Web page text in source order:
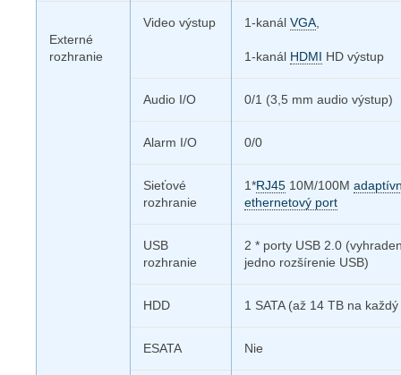
Externé
rozhranie
Video výstup 1-kanál VGA
1-kanál HDMI HD výstup
Audio I/O 0/1 (3,5 mm audio výstup)
Alarm I/O 0/0
Sieťové
rozhranie
1*RJ45 10M/100M
ethernetový port
USB
rozhranie
2 * porty USB 2.0
jedno rozšírenie USB)
HDD 1 SATA (až 14 TB na
ESATA Nie